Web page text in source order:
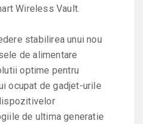
Wireless Vault.
stabilirea unui nou
de alimentare
optime pentru
ocupat de gadjet-urile
de ultima generatie